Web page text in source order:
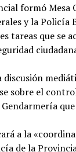
formó
y la Policía
tareas que se
discusión
sobre el
a la
de la